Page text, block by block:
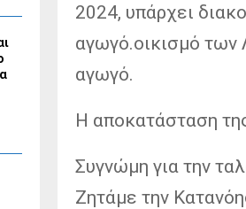
2024, υπάρχει
αγωγό.οικισμό των
αγωγό.
Η αποκατάσταση
Συγνώμη για την
Ζητάμε την